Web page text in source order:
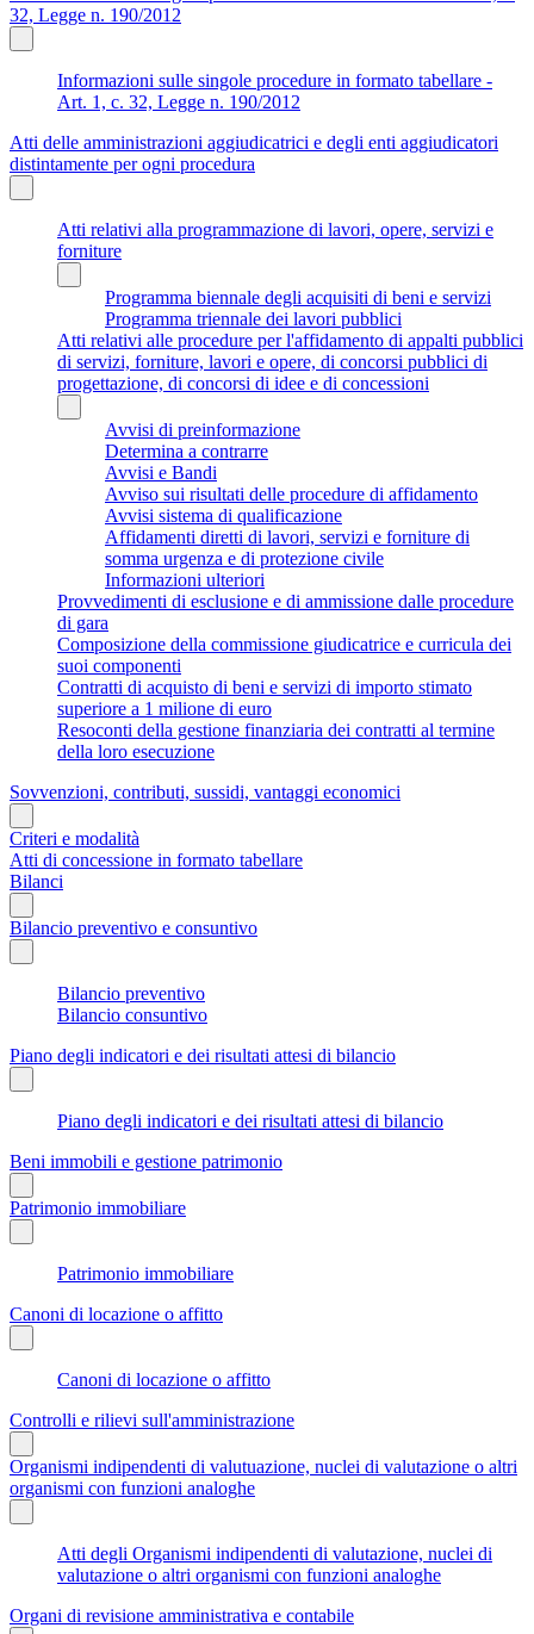
32, Legge n. 190/2012
Informazioni sulle singole procedure in formato tabellare -
Art. 1, c. 32, Legge n. 190/2012
Atti delle amministrazioni aggiudicatrici e degli enti aggiudicatori
distintamente per ogni procedura
Atti relativi alla programmazione di lavori, opere, servizi e
forniture
Programma biennale degli acquisiti di beni e servizi
Programma triennale dei lavori pubblici
Atti relativi alle procedure per l'affidamento di appalti pubblici
di servizi, forniture, lavori e opere, di concorsi pubblici di
progettazione, di concorsi di idee e di concessioni
Avvisi di preinformazione
Determina a contrarre
Avvisi e Bandi
Avviso sui risultati delle procedure di affidamento
Avvisi sistema di qualificazione
Affidamenti diretti di lavori, servizi e forniture di
somma urgenza e di protezione civile
Informazioni ulteriori
Provvedimenti di esclusione e di ammissione dalle procedure
di gara
Composizione della commissione giudicatrice e curricula dei
suoi componenti
Contratti di acquisto di beni e servizi di importo stimato
superiore a 1 milione di euro
Resoconti della gestione finanziaria dei contratti al termine
della loro esecuzione
Sovvenzioni, contributi, sussidi, vantaggi economici
Criteri e modalità
Atti di concessione in formato tabellare
Bilanci
Bilancio preventivo e consuntivo
Bilancio preventivo
Bilancio consuntivo
Piano degli indicatori e dei risultati attesi di bilancio
Piano degli indicatori e dei risultati attesi di bilancio
Beni immobili e gestione patrimonio
Patrimonio immobiliare
Patrimonio immobiliare
Canoni di locazione o affitto
Canoni di locazione o affitto
Controlli e rilievi sull'amministrazione
Organismi indipendenti di valutuazione, nuclei di valutazione o altri
organismi con funzioni analoghe
Atti degli Organismi indipendenti di valutazione, nuclei di
valutazione o altri organismi con funzioni analoghe
Organi di revisione amministrativa e contabile